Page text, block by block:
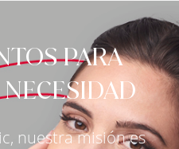
PARA
nuestra misión es